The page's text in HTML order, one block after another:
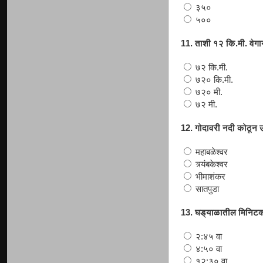
३५०
५००
11. ताशी १२ कि.मी.
७२ कि.मी.
७२० कि.मी.
७२० मी.
७२ मी.
12. गोदावरी नदी कोठून
महाबळेश्वर
त्र्यंबकेश्वर
भीमाशंकर
सातपुडा
13. घड्याळातील
२:४५ वा
४:५० वा